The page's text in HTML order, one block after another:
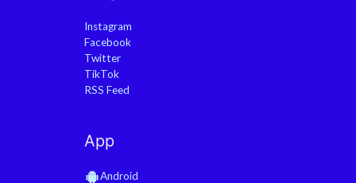
Instagram
Facebook
Twitter
TikTok
RSS Feed
App
Android